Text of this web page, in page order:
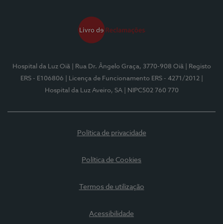
Hospital da Luz Oiã | Rua Dr. Ângelo Graça, 3770-908 Oiã
| Registo
ERS - E106806
| Licença de Funcionamento ERS - 4271/2012
Hospital da Luz Aveiro, SA
| NIPC502 760 770
Política de privacidade
Política de Cookies
Termos de utilização
Acessibilidade